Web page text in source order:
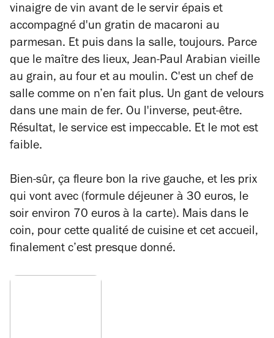
vinaigre de vin avant de le servir épais et
accompagné d'un gratin de macaroni au
parmesan. Et puis dans la salle, toujours. Parce
que le maître des lieux, Jean-Paul Arabian vieille
au grain, au four et au moulin. C'est un chef de
salle comme on n’en fait plus. Un gant de velours
dans une main de fer. Ou l'inverse, peut-être.
Résultat, le service est impeccable. Et le mot est
faible.
Bien-sûr, ça fleure bon la rive gauche, et les prix
qui vont avec (formule déjeuner à 30 euros, le
soir environ 70 euros à la carte). Mais dans le
coin, pour cette qualité de cuisine et cet accueil,
finalement c’est presque donné.